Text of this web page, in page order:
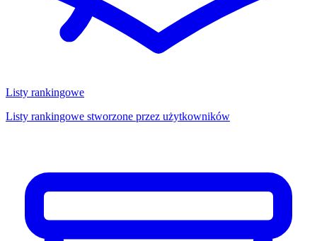
Listy rankingowe
Listy rankingowe stworzone przez użytkowników